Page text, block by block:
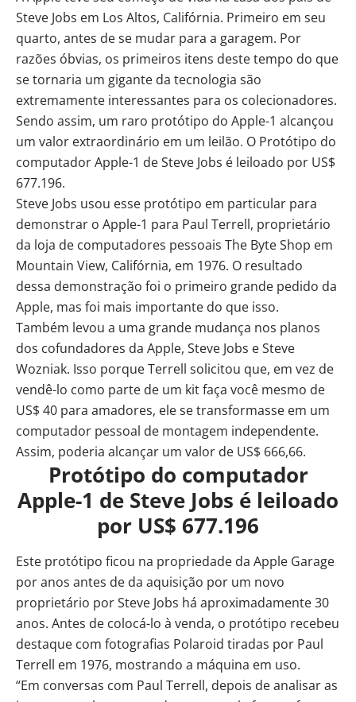
Steve Jobs em Los Altos, Califórnia. Primeiro em seu
quarto, antes de se mudar para a garagem. Por
razões óbvias, os primeiros itens deste tempo do que
se tornaria um gigante da tecnologia são
extremamente interessantes para os colecionadores.
Sendo assim, um raro protótipo do Apple-1 alcançou
um valor extraordinário em um leilão. O Protótipo do
computador Apple-1 de Steve Jobs é leiloado por US$
677.196.
Steve Jobs usou esse protótipo em particular para
demonstrar o Apple-1 para Paul Terrell, proprietário
da loja de computadores pessoais The Byte Shop em
Mountain View, Califórnia, em 1976. O resultado
dessa demonstração foi o primeiro grande pedido da
Apple, mas foi mais importante do que isso.
Também levou a uma grande mudança nos planos
dos cofundadores da Apple, Steve Jobs e Steve
Wozniak. Isso porque Terrell solicitou que, em vez de
vendê-lo como parte de um kit faça você mesmo de
US$ 40 para amadores, ele se transformasse em um
computador pessoal de montagem independente.
Assim, poderia alcançar um valor de US$ 666,66.
Protótipo do computador
Apple-1 de Steve Jobs é leiloado
por US$ 677.196
Este protótipo ficou na propriedade da Apple Garage
por anos antes de da aquisição por um novo
proprietário por Steve Jobs há aproximadamente 30
anos. Antes de colocá-lo à venda, o protótipo recebeu
destaque com fotografias Polaroid tiradas por Paul
Terrell em 1976, mostrando a máquina em uso.
“Em conversas com Paul Terrell, depois de analisar as